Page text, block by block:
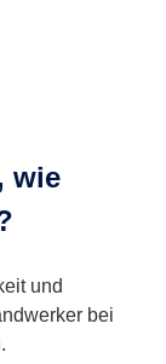
wie
und
bei